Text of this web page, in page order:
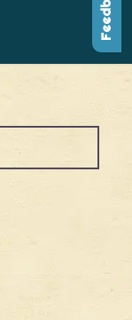
Vidya